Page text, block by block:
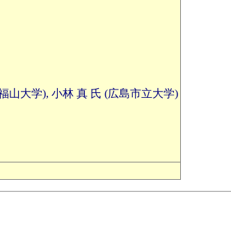
山大学), 小林 真 氏 (広島市立大学)